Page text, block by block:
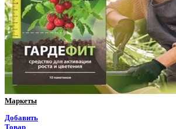
Пермский край
Приморский край
Псковская область
Ростовская область
Маркеты
Добавить
Товар